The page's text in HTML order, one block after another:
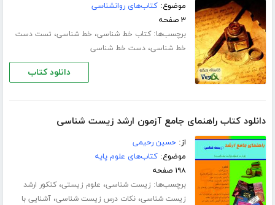
موضوع:کتاب‌های روانشناسی
۳ صفحه
برچسب‌ها:کتاب خط شناسی، خط شناسی، تست دست
خط شناسی،دست خط شناسی
دانلود کتاب
دانلود کتاب راهنمای جامع آزمون ارشد زیست شناسی
از:حسین رحیمی
موضوع:کتاب‌های علوم پایه
۱۹۸ صفحه
برچسب‌ها: زیست شناسی، علوم زیستی،کنکور ارشد
زیست شناسی،نکات درس زیست شناسی،آشنایی با